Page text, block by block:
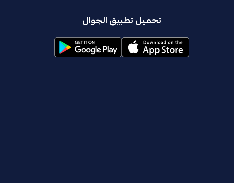
تحميل تطبيق الجوال